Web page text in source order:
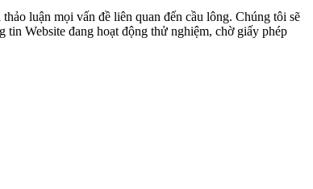
luận mọi vấn đề liên quan đến cầu lông. Chúng tôi sẽ
Website đang hoạt động thử nghiệm, chờ giấy phép